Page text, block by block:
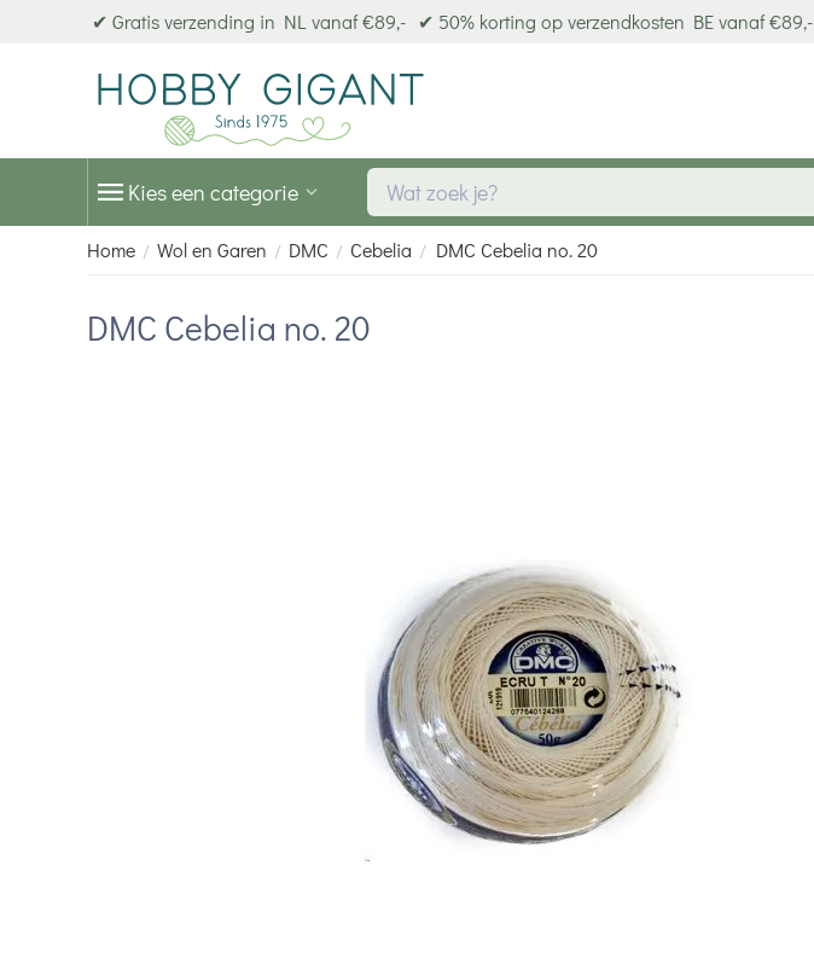
✔ Gratis verzending in NL vanaf €89,- ✔ 50% korting op verzendkosten BE vanaf €89,-
Kies een categorie
Home / Wol en Garen / DMC / Cebelia / DMC Cebelia no. 20
DMC Cebelia no. 20